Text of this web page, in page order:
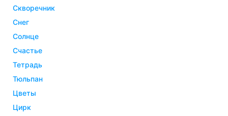
скворечник
снег
солнце
счастье
тетрадь
тюльпан
цветы
цирк